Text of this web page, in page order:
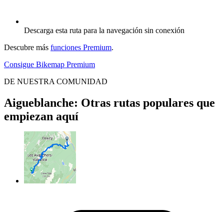
Descarga esta ruta para la navegación sin conexión
Descubre más funciones Premium.
Consigue Bikemap Premium
DE NUESTRA COMUNIDAD
Aigueblanche: Otras rutas populares que
empiezan aquí